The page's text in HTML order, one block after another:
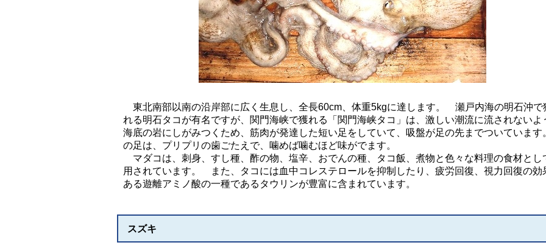
東北南部以南の沿岸部に広く生息し、全長60cm、体重5kgに達します。 瀬戸内海の明石沖で
れる明石タコが有名ですが、関門海峡で獲れる「関門海峡タコ」は、激しい潮流に流されないよ
海底の岩にしがみつくため、筋肉が発達した短い足をしていて、吸盤が足の先までついています
の足は、プリプリの歯ごたえで、噛めば噛むほど味がでます。
マダコは、刺身、すし種、酢の物、塩辛、おでんの種、タコ飯、煮物と色々な料理の食材とし
用されています。 また、タコには血中コレステロールを抑制したり、疲労回復、視力回復の効
ある遊離アミノ酸の一種であるタウリンが豊富に含まれています。
スズキ